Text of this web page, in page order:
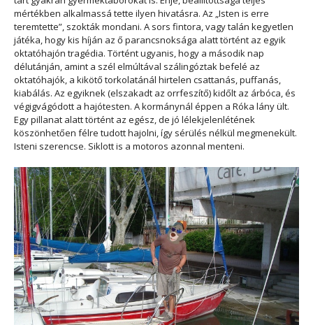
mértékben alkalmassá tette ilyen hivatásra. Az „Isten is erre
teremtette”, szokták mondani. A sors fintora, vagy talán kegyetlen
játéka, hogy kis híján az ő parancsnoksága alatt történt az egyik
oktatóhajón tragédia. Történt ugyanis, hogy a második nap
délutánján, amint a szél elmúltával szálingóztak befelé az
oktatóhajók, a kikötő torkolatánál hirtelen csattanás, puffanás,
kiabálás. Az egyiknek (elszakadt az orrfeszítő) kidőlt az árbóca, és
végigvágódott a hajótesten. A kormánynál éppen a Róka lány ült.
Egy pillanat alatt történt az egész, de jó lélekjelenlétének
köszönhetően félre tudott hajolni, így sérülés nélkül megmenekült.
Isteni szerencse. Siklott is a motoros azonnal menteni.